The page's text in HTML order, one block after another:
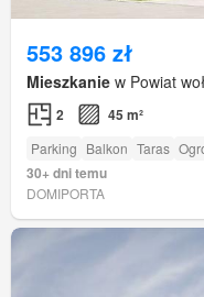
553 896 zł
Mieszkanie w Powiat
2 45 m²
Parking Balkon Taras
30+ dni temu
DOMIPORTA